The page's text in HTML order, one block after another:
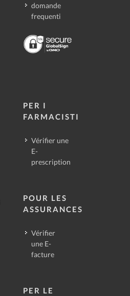
domande
frequenti
PER I
FARMACISTI
Vérifier une
E-
prescription
POUR LES
ASSURANCES
Vérifier
une E-
facture
PER LE